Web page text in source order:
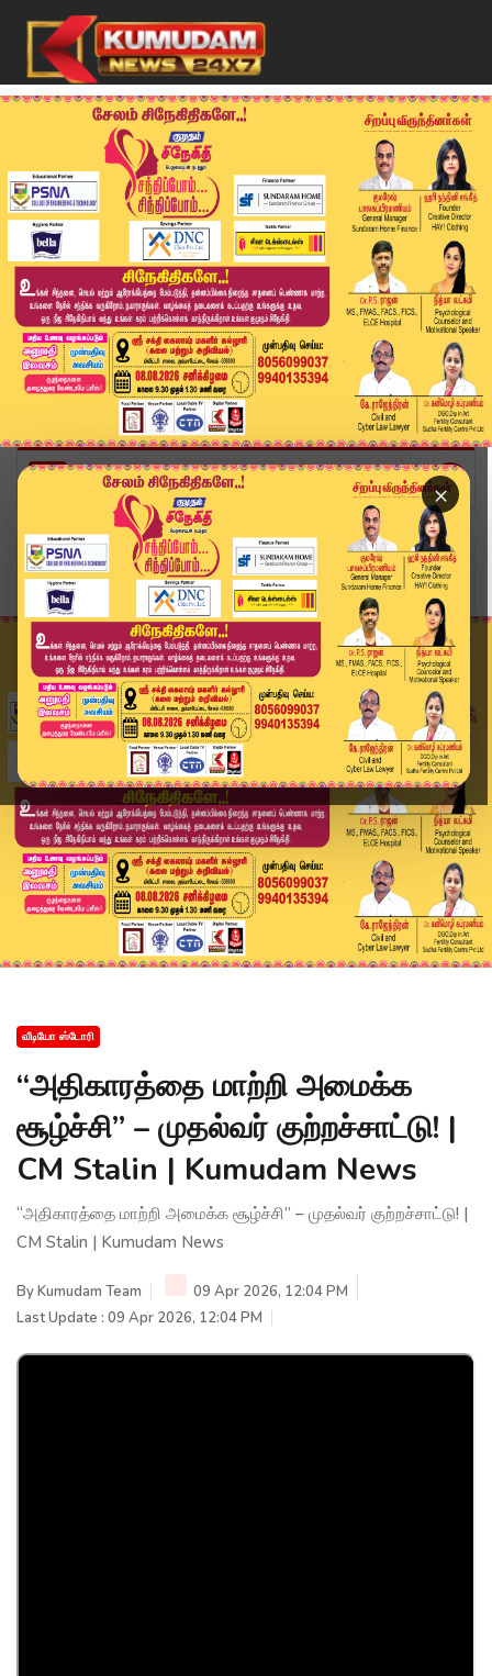
×
Home
வீடியோ ஸ்டோரி
“அதிகாரத்தை மாற்றி அமைக்க சூழ்ச்சி” – முதல்வர் ...
வீடியோ ஸ்டோரி
“அதிகாரத்தை மாற்றி அமைக்க
சூழ்ச்சி” – முதல்வர் குற்றச்சாட்டு! |
CM Stalin | Kumudam News
“அதிகாரத்தை மாற்றி அமைக்க சூழ்ச்சி” – முதல்வர் குற்றச்சாட்டு! |
CM Stalin | Kumudam News
ByKumudam Team
09 Apr 2026, 12:04 PM
Last Update : 09 Apr 2026, 12:04 PM